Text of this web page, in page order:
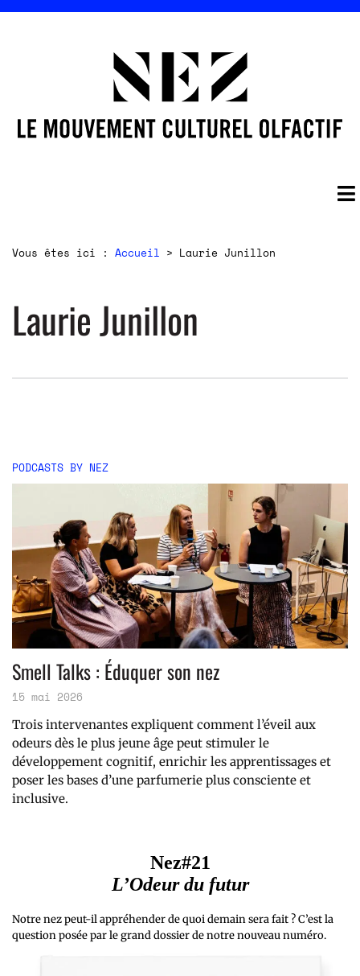
Vous êtes ici : Accueil > Laurie Junillon
Laurie Junillon
PODCASTS BY NEZ
Smell Talks : Éduquer son nez
15 mai 2026
Trois intervenantes expliquent comment l’éveil aux
odeurs dès le plus jeune âge peut stimuler le
développement cognitif, enrichir les apprentissages et
poser les bases d’une parfumerie plus consciente et
inclusive.
Nez#21
L’Odeur du futur
Notre nez peut-il appréhender de quoi demain sera fait ? C’est la
question posée par le grand dossier de notre nouveau numéro.